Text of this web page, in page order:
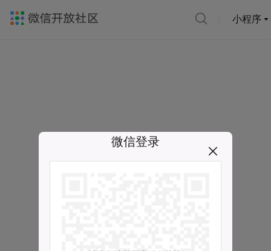
小程序
微信登录